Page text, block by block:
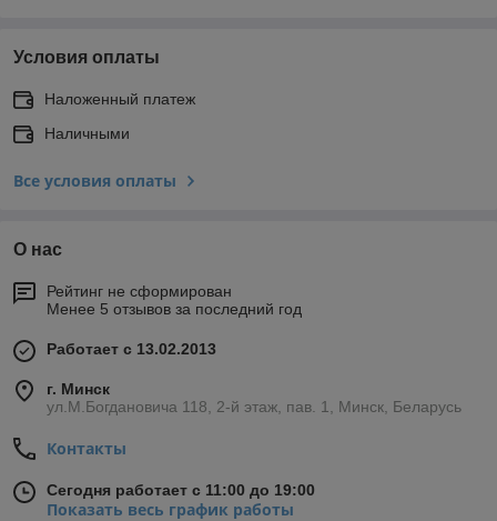
Условия оплаты
Наложенный платеж
Наличными
Все условия оплаты
О нас
Рейтинг не сформирован
Менее 5 отзывов за последний год
Работает с 13.02.2013
г. Минск
ул.М.Богдановича 118, 2-й этаж, пав. 1, Минск, Беларусь
Контакты
Сегодня работает с 11:00 до 19:00
Показать весь график работы